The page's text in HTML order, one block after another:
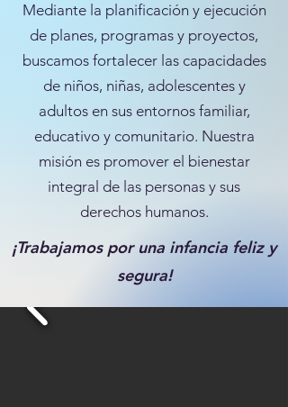
Mediante la planificación y ejecución
de planes, programas y proyectos,
buscamos fortalecer las capacidades
de niños, niñas, adolescentes y
adultos en sus entornos familiar,
educativo y comunitario. Nuestra
misión es promover el bienestar
integral de las personas y sus
derechos humanos.
¡Trabajamos por una infancia feliz y
segura!